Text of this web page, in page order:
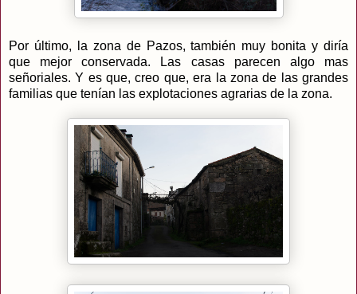
Por último, la zona de Pazos, también muy bonita y diría
que mejor conservada. Las casas parecen algo mas
señoriales. Y es que, creo que, era la zona de las grandes
familias que tenían las explotaciones agrarias de la zona.